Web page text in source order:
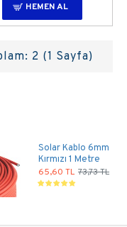
HEMEN AL
2 (1 Sayfa)
Solar Kablo 6mm
Kırmızı 1 Metre
65,60 TL 73,73 TL